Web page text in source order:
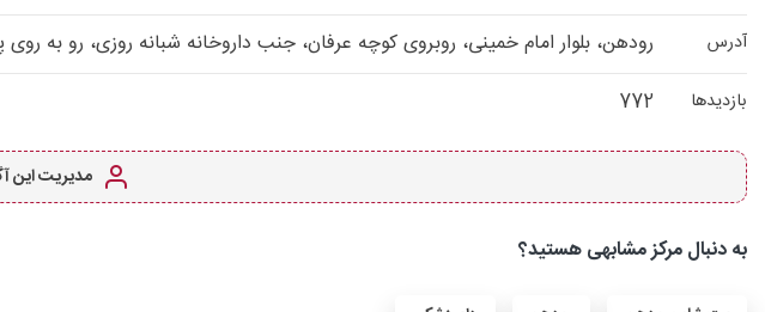
آدرس رودهن، بلوار امام خمینی، روبروی کوچه عرفان، جنب داروخانه شبانه روزی، رو به روی
بازدیدها 772
مدیریت این
به دنبال مرکز مشابهی هستید؟